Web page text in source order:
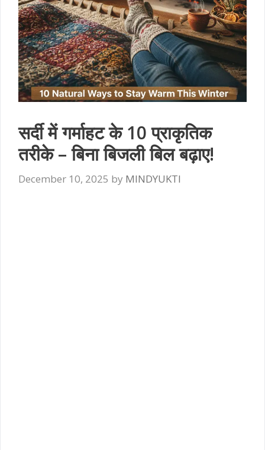
सर्दी में गर्माहट के 10 प्राकृतिक
तरीके – बिना बिजली बिल बढ़ाए!
December 10, 2025 by MINDYUKTI